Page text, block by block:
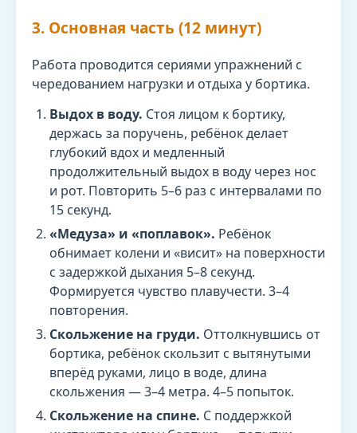
3. Основная часть (12 минут)
Работа проводится сериями упражнений с
чередованием нагрузки и отдыха у бортика.
Выдох в воду. Стоя лицом к бортику,
держась за поручень, ребёнок делает
глубокий вдох и медленный
продолжительный выдох в воду через нос
и рот. Повторить 5–6 раз с интервалами по
15 секунд.
«Медуза» и «поплавок». Ребёнок
обнимает колени и «висит» на поверхности
с задержкой дыхания 5–8 секунд.
Формируется чувство плавучести. 3–4
повторения.
Скольжение на груди. Оттолкнувшись от
бортика, ребёнок скользит с вытянутыми
вперёд руками, лицо в воде, длина
скольжения — 3–4 метра. 4–5 попыток.
Скольжение на спине. С поддержкой